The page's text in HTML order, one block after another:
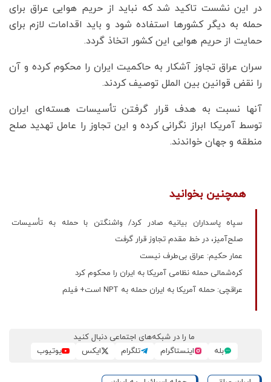
در این نشست تاکید شد که نباید از حریم هوایی عراق برای
حمله به دیگر کشورها استفاده شود و باید اقدامات لازم برای
حمایت از حریم هوایی این کشور اتخاذ گردد.
سران عراق تجاوز آشکار به حاکمیت ایران را محکوم کرده و آن
را نقض قوانین بین الملل توصیف کردند.
آنها نسبت به هدف قرار گرفتن تأسیسات هسته‌ای ایران
توسط آمریکا ابراز نگرانی کرده و این تجاوز را عامل تهدید صلح
منطقه و جهان خواندند.
همچنین بخوانید
سپاه پاسداران بیانیه صادر کرد/ واشنگتن با حمله به تأسیسات
صلح‌آمیز، در خط مقدم تجاوز قرار گرفت
عمار حکیم: عراق بی‌طرف نیست
کره‌شمالی حمله نظامی آمریکا به ایران را محکوم کرد
عراقچی: حمله آمریکا به ایران حمله به NPT است+ فیلم
ما را در شبکه‌های اجتماعی دنبال کنید
بله
اینستاگرام تلگرام ایکس یوتیوب